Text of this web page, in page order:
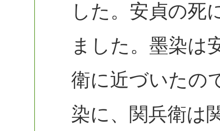
した。安貞の死
ました。墨染は
衛に近づいたの
染に、関兵衛は